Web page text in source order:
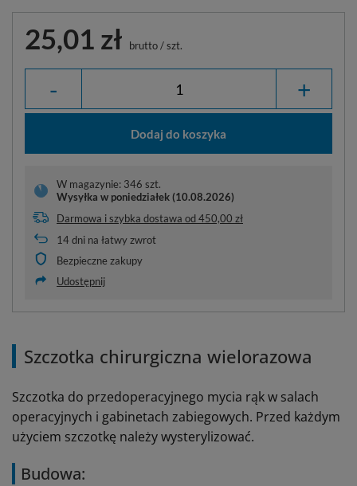
25,01 zł brutto/szt.
- +
Dodaj do koszyka
W magazynie: 346 szt.
Wysyłka w poniedziałek (10.08.2026)
Darmowa i szybka dostawa od450,00 zł
14dni na łatwy zwrot
Bezpieczne zakupy
Udostępnij
Szczotka chirurgiczna wielorazowa
Szczotka do przedoperacyjnego mycia rąk w salach
operacyjnych i gabinetach zabiegowych. Przed każdym
użyciem szczotkę należy wysterylizować.
Budowa: